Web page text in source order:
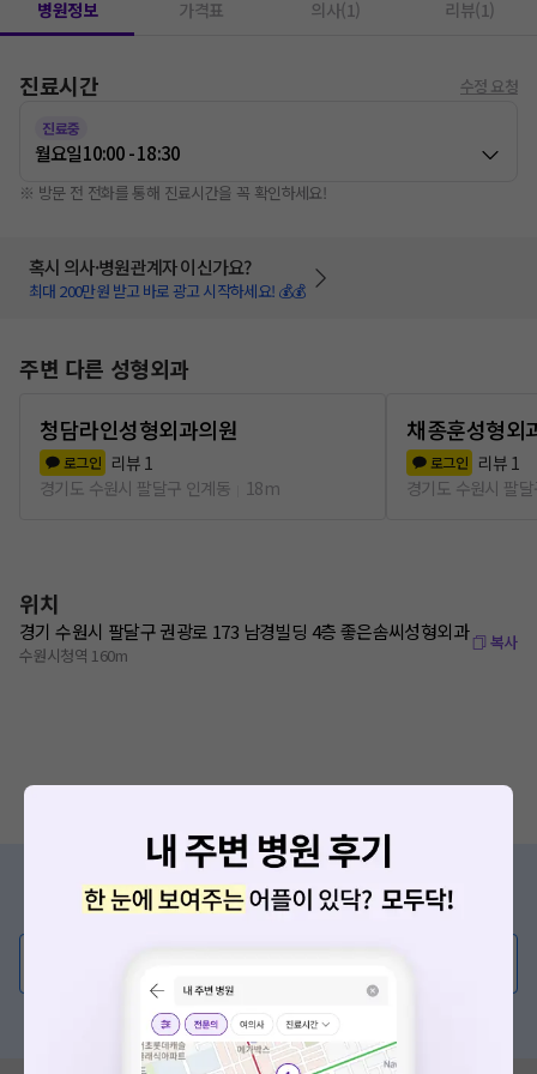
병원정보 가격표 의사(1) 리뷰(1)
진료시간 수정 요청
진료중
월요일10:00 - 18:30
※ 방문 전 전화를 통해 진료시간을 꼭 확인하세요!
혹시 의사·병원관계자 이신가요?
최대 200만원 받고 바로 광고 시작하세요! 💰💰
주변 다른 성형외과
청담라인성형외과의원
로그인 리뷰 1
경기도 수원시 팔달구 인계동
18m
채종훈성형외
로그인 리뷰 1
경기도 수원시 팔
위치
경기 수원시 팔달구 권광로 173 남경빌딩 4층 좋은솜씨성형외과
수원시청역 160m
복사
증상/치료, 궁금한 점이 있나요?
의사가 직접 답해드려요!
혹은, 의료상담 서비스에 다양한 게시글 보러가기